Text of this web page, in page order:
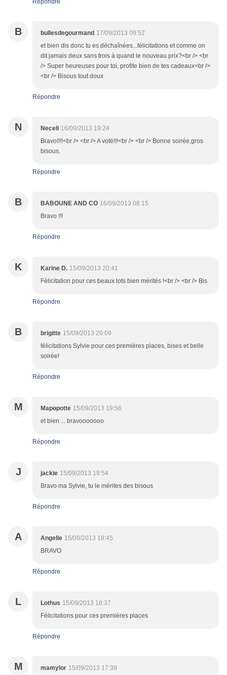
Répondre
B bullesdegourmand 17/09/2013 09:52
et bien dis donc tu es déchaînées...félicitations et comme on
dit jamais deux sans trois à quand le nouveau prix?<br /> <br
/> Super heureuses pour toi, profite bien de tes cadeaux<br />
<br /> Bisous tout doux
Répondre
N Neceli 16/09/2013 19:24
Bravo!!!!<br /> <br /> A voté!!!<br /> <br /> Bonne soirée,gros
bisous.
Répondre
B BABOUNE AND CO 16/09/2013 08:15
Bravo !!!
Répondre
K Karine D. 15/09/2013 20:41
Félicitation pour ces beaux lots bien mérités !<br /> <br /> Bis
Répondre
B brigitte 15/09/2013 20:09
félicitations Sylvie pour ces premières places, bises et belle
soirée!
Répondre
M Mapopotte 15/09/2013 19:56
et bien ... bravooooooo
Répondre
J jackie 15/09/2013 19:54
Bravo ma Sylvie, tu le mérites des bisous
Répondre
A Angelle 15/09/2013 18:45
BRAVO
Répondre
L Lothus 15/09/2013 18:37
Félicitations pour ces premières places
Répondre
M mamylor 15/09/2013 17:39